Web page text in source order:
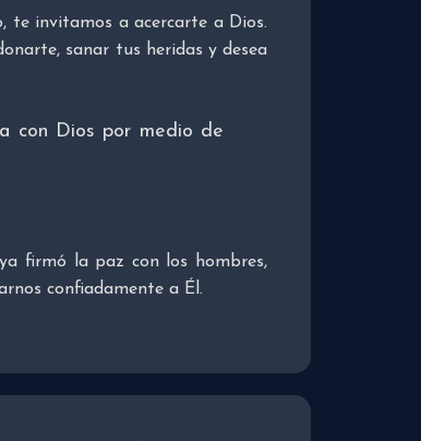
te invitamos a acercarte a Dios.
sanar tus heridas y desea
con Dios por medio de
firmó la paz con los hombres,
confiadamente a Él.